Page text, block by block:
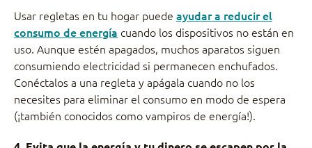
Usar regletas en tu hogar puede ayudar a reducir el
consumo de energía cuando los dispositivos no están en
uso. Aunque estén apagados, muchos aparatos siguen
consumiendo electricidad si permanecen enchufados.
Conéctalos a una regleta y apágala cuando no los
necesites para eliminar el consumo en modo de espera
(¡también conocidos como vampiros de energía!).